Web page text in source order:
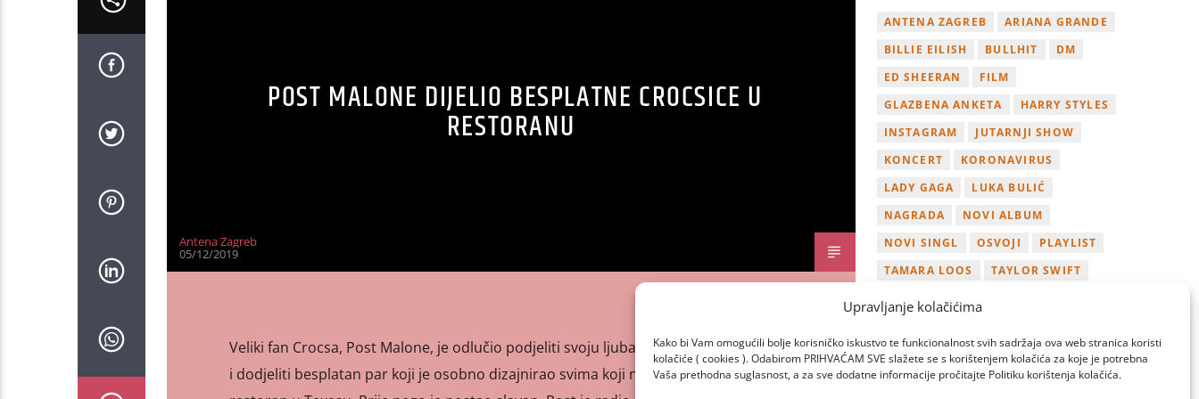
Upravljanje kolačićima
Kako bi Vam omogućili bolje korisničko iskustvo te funkcionalnost svih sadržaja ova web stranica koristi
kolačiće ( cookies ). Odabirom PRIHVAĆAM SVE slažete se s korištenjem kolačića za koje je potrebna
Vaša prethodna suglasnost, a za sve dodatne informacije pročitajte Politiku korištenja kolačića.
POST MALONE DIJELIO BESPLATNE CROCSICE U
RESTORANU
Antena Zagreb
05/12/2019
Veliki fan Crocsa, Post Malone, je odlučio podjeliti svoju ljubav za kričavom obućom
i dodjeliti besplatan par koji je osobno dizajnirao svima koji navrate u jedan
ANTENA ZAGREB
ARIANA GRANDE
BILLIE EILISH
BULLHIT
DM
ED SHEERAN
FILM
GLAZBENA ANKETA
HARRY STYLES
INSTAGRAM
JUTARNJI SHOW
KONCERT
KORONAVIRUS
LADY GAGA
LUKA BULIĆ
NAGRADA
NOVI ALBUM
NOVI SINGL
OSVOJI
PLAYLIST
TAMARA LOOS
TAYLOR SWIFT
TWITTER